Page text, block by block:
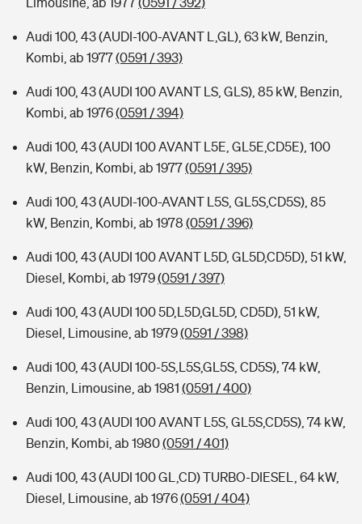
Audi 100, 43 (AUDI-100-AVANT L,GL), 63 kW, Benzin,
Kombi, ab 1977(0591 / 393)
Audi 100, 43 (AUDI 100 AVANT LS, GLS), 85 kW, Benzin,
Kombi, ab 1976(0591 / 394)
Audi 100, 43 (AUDI 100 AVANT L5E, GL5E,CD5E), 100
kW, Benzin, Kombi, ab 1977(0591 / 395)
Audi 100, 43 (AUDI-100-AVANT L5S, GL5S,CD5S), 85
kW, Benzin, Kombi, ab 1978 (0591 / 396)
Audi 100, 43 (AUDI 100 AVANT L5D, GL5D,CD5D), 51 kW,
Diesel, Kombi, ab 1979(0591 / 397)
Audi 100, 43 (AUDI 100 5D,L5D,GL5D, CD5D), 51 kW,
Diesel, Limousine, ab 1979(0591 / 398)
Audi 100, 43 (AUDI 100-5S,L5S,GL5S, CD5S), 74 kW,
Benzin, Limousine, ab 1981 (0591 / 400)
Audi 100, 43 (AUDI 100 AVANT L5S, GL5S,CD5S), 74 kW,
Benzin, Kombi, ab 1980(0591 / 401)
Audi 100, 43 (AUDI 100 GL,CD) TURBO-DIESEL, 64 kW,
Diesel, Limousine, ab 1976(0591 / 404)